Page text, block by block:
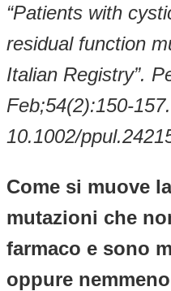
“Patients with
residual function
Italian Registry”.
Feb;54(2):150-
10.1002/
Come si muove
mutazioni che
farmaco e sono
oppure